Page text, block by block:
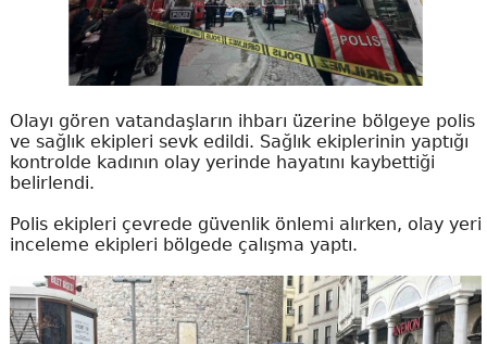
Olayı gören vatandaşların ihbarı üzerine bölgeye polis
ve sağlık ekipleri sevk edildi. Sağlık ekiplerinin yaptığı
kontrolde kadının olay yerinde hayatını kaybettiği
belirlendi.
Polis ekipleri çevrede güvenlik önlemi alırken, olay yeri
inceleme ekipleri bölgede çalışma yaptı.